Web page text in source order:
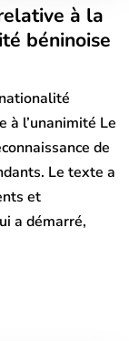
à la
béninoise
à l’unanimité Le
de
Le texte a
et
a démarré,